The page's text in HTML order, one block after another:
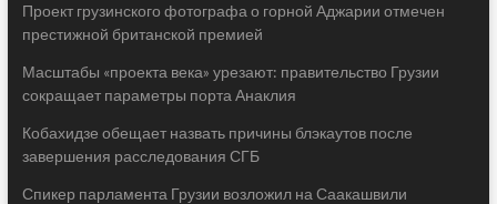
Проект грузинского фотографа о горной Аджарии отмечен
престижной британской премией
Масштабы «проекта века» урезают: правительство Грузии
сокращает параметры порта Анаклия
Кобахидзе обещает назвать причины блэкаутов после
завершения расследования СГБ
Спикер парламента Грузии возложил на Саакашвили